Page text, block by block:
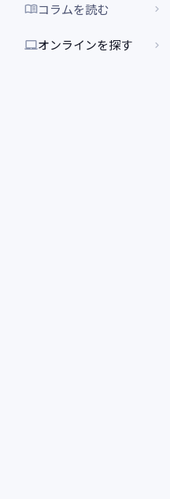
コラムを読む 
オンラインを探す 